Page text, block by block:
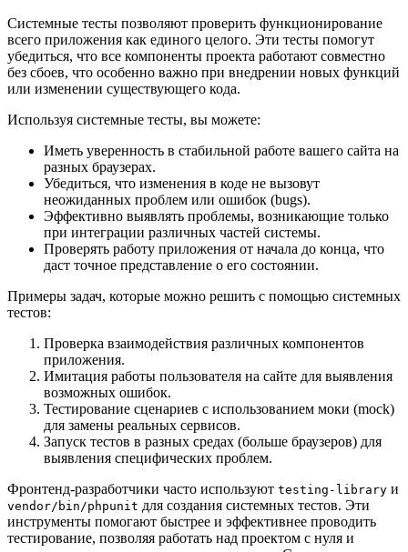
Системные тесты позволяют проверить функционирование
всего приложения как единого целого. Эти тесты помогут
убедиться, что все компоненты проекта работают совместно
без сбоев, что особенно важно при внедрении новых функций
или изменении существующего кода.
Используя системные тесты, вы можете:
Иметь уверенность в стабильной работе вашего сайта на
разных браузерах.
Убедиться, что изменения в коде не вызовут
неожиданных проблем или ошибок (bugs).
Эффективно выявлять проблемы, возникающие только
при интеграции различных частей системы.
Проверять работу приложения от начала до конца, что
даст точное представление о его состоянии.
Примеры задач, которые можно решить с помощью системных
тестов:
Проверка взаимодействия различных компонентов
приложения.
Имитация работы пользователя на сайте для выявления
возможных ошибок.
Тестирование сценариев с использованием моки (mock)
для замены реальных сервисов.
Запуск тестов в разных средах (больше браузеров) для
выявления специфических проблем.
Фронтенд-разработчики часто используют testing-library и
vendor/bin/phpunit для создания системных тестов. Эти
инструменты помогают быстрее и эффективнее проводить
тестирование, позволяя работать над проектом с нуля и